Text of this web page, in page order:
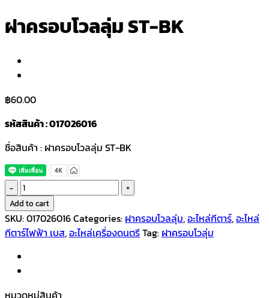
ฝาครอบโวลลุ่ม ST-BK
฿60.00
รหัสสินค้า : 017026016
ชื่อสินค้า : ฝาครอบโวลลุ่ม ST-BK
ฝา
ครอบ
โว
ล
ST-
BK
quantity
Add to cart
SKU:017026016Categories: ฝาครอบโวลลุ่ม,อะไหล่กีตาร์,อะไหล่
กีตาร์ไฟฟ้า เบส,อะไหล่เครื่องดนตรีTag: ฝาครอบโวลุ่ม
หมวดหมู่สินค้า